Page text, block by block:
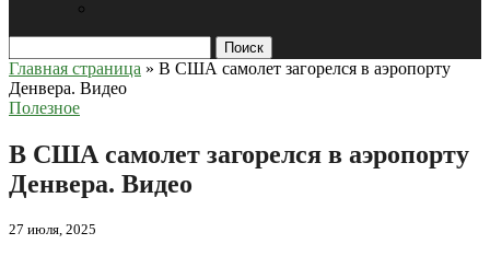
Поиск
Главная страница » В США самолет загорелся в аэропорту
Денвера. Видео
Полезное
В США самолет загорелся в аэропорту
Денвера. Видео
27 июля, 2025